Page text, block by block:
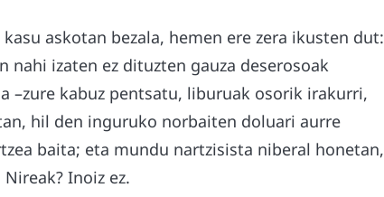
askotan bezala, hemen ere zera ikusten dut:
izaten ez dituzten gauza deserosoak
–zure kabuz pentsatu, liburuak osorik irakurri,
hil den inguruko norbaiten doluari aurre
baita; eta mundu nartzisista niberal honetan,
Inoiz ez.